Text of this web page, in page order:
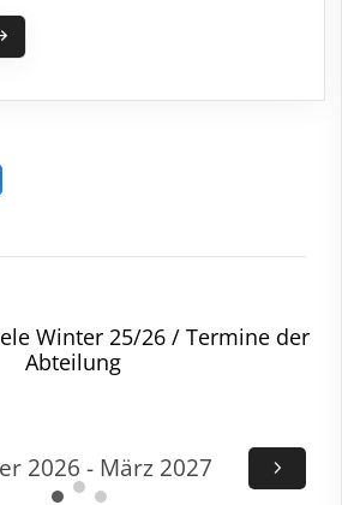
Winter 25/26 / Termine der
Abteilung
2026 - März 2027